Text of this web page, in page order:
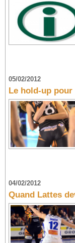
05/02/2012
Le hold-up
04/02/2012
Quand Lattes